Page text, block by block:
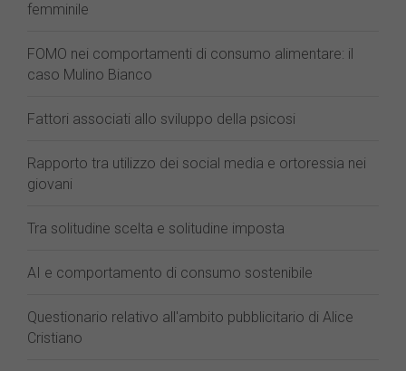
femminile
FOMO nei comportamenti di consumo alimentare: il
caso Mulino Bianco
Fattori associati allo sviluppo della psicosi
Rapporto tra utilizzo dei social media e ortoressia nei
giovani
Tra solitudine scelta e solitudine imposta
AI e comportamento di consumo sostenibile
Questionario relativo all'ambito pubblicitario di Alice
Cristiano